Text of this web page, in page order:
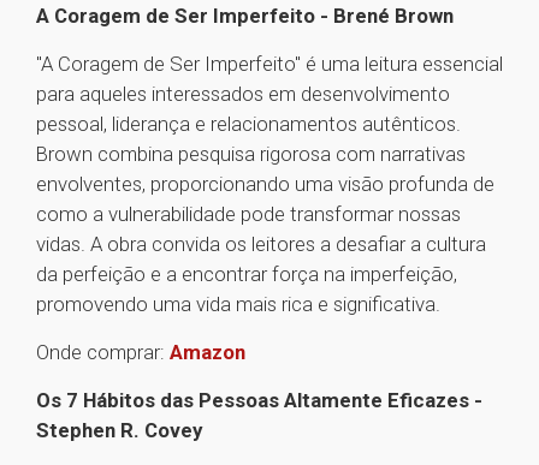
A Coragem de Ser Imperfeito - Brené Brown
"A Coragem de Ser Imperfeito" é uma leitura essencial
para aqueles interessados em desenvolvimento
pessoal, liderança e relacionamentos autênticos.
Brown combina pesquisa rigorosa com narrativas
envolventes, proporcionando uma visão profunda de
como a vulnerabilidade pode transformar nossas
vidas. A obra convida os leitores a desafiar a cultura
da perfeição e a encontrar força na imperfeição,
promovendo uma vida mais rica e significativa.
Onde comprar: Amazon
Os 7 Hábitos das Pessoas Altamente Eficazes -
Stephen R. Covey